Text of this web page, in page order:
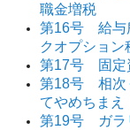
職金増税
第16号 給与
クオプション
第17号 固定
第18号 相次
てやめちまえ
第19号 ガラ